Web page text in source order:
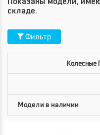
складе.
Фильтр
Колесные